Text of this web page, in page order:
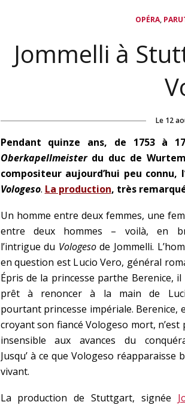
OPÉRA,
Jommelli à
Le 12
Pendant quinze ans, de 1753 à
Oberkapellmeister du duc de
compositeur aujourd’hui peu
Vologeso. La production, très
Un homme entre deux femmes, une
entre deux hommes – voilà, en
l’intrigue du Vologesode Jommelli.
en question est Lucio Vero, général
Épris de la princesse parthe Berenice, il
prêt à renoncer à la main de
pourtant princesse impériale. Berenice,
croyant son fiancé Vologeso mort, n’est
insensible aux avances du
Jusqu’ à ce que Vologeso réapparaisse
vivant.
La production de Stuttgart, signée